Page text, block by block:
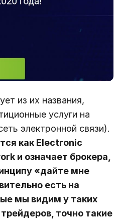
из их названия,
услуги на
электронной связи).
как Electronic
и означает брокера,
«дайте мне
есть на
мы видим у таких
точно такие